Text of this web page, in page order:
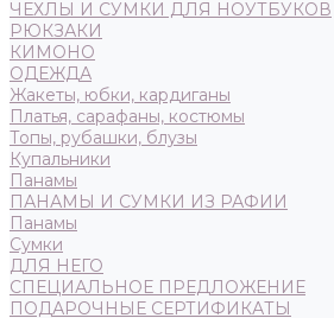
ЧЕХЛЫ И СУМКИ ДЛЯ НОУТБУКОВ
РЮКЗАКИ
КИМОНО
ОДЕЖДА
Жакеты, юбки, кардиганы
Платья, сарафаны, костюмы
Топы, рубашки, блузы
Купальники
Панамы
ПАНАМЫ И СУМКИ ИЗ РАФИИ
Панамы
Сумки
ДЛЯ НЕГО
СПЕЦИАЛЬНОЕ ПРЕДЛОЖЕНИЕ
ПОДАРОЧНЫЕ СЕРТИФИКАТЫ